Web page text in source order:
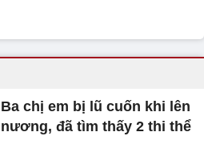
Ba chị em bị lũ cuốn khi lên
nương, đã tìm thấy 2 thi thể